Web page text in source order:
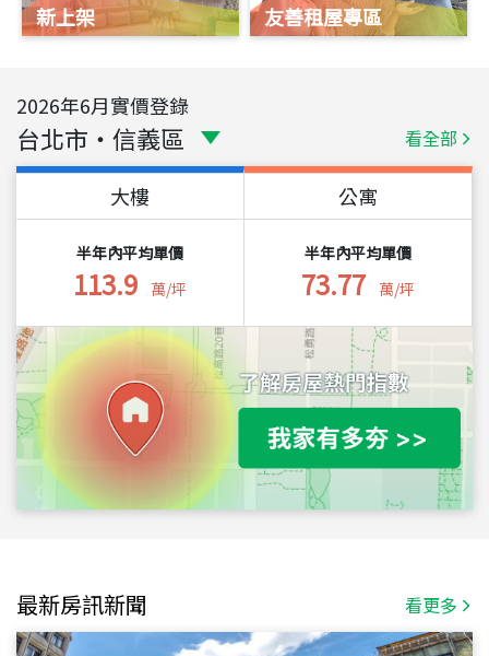
新上架 友善租屋專區
2026年6月實價登錄
台北市 ・ 信義區 看全部
大樓
半年內平均單價
113.9 萬/坪
公寓
半年內平均單價
73.77 萬/坪
最新房訊新聞 看更多